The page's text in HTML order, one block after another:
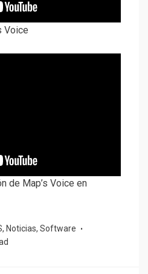
Voice
de Map’s Voice en
, Noticias, Software